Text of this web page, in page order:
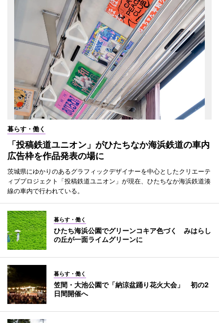
暮らす・働く
「投稿鉄道ユニオン」がひたちなか海浜鉄道の車内
広告枠を作品発表の場に
茨城県にゆかりのあるグラフィックデザイナーを中心としたクリエーテ
ィブプロジェクト「投稿鉄道ユニオン」が現在、ひたちなか海浜鉄道湊
線の車内で行われている。
暮らす・働く
ひたち海浜公園でグリーンコキア色づく みはらし
の丘が一面ライムグリーンに
暮らす・働く
笠間・大池公園で「納涼盆踊り花火大会」 初の2
日間開催へ